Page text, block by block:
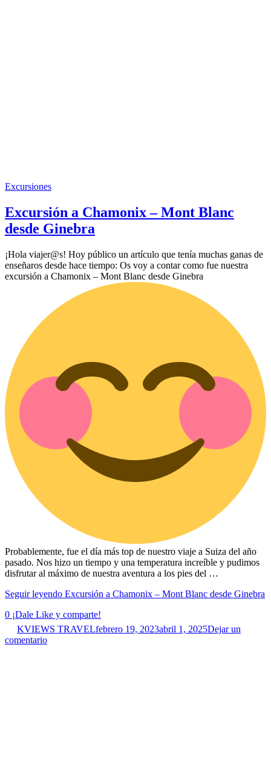
Excursiones
Excursión a Chamonix – Mont Blanc
desde Ginebra
¡Hola viajer@s! Hoy público un artículo que tenía muchas ganas de
enseñaros desde hace tiempo: Os voy a contar como fue nuestra
excursión a Chamonix – Mont Blanc desde Ginebra
Probablemente, fue el día más top de nuestro viaje a Suiza del año
pasado. Nos hizo un tiempo y una temperatura increíble y pudimos
disfrutar al máximo de nuestra aventura a los pies del …
Seguir leyendo Excursión a Chamonix – Mont Blanc desde Ginebra
0 ¡Dale Like y comparte!
KVIEWS TRAVELfebrero 19, 2023abril 1, 2025Dejar un
comentario